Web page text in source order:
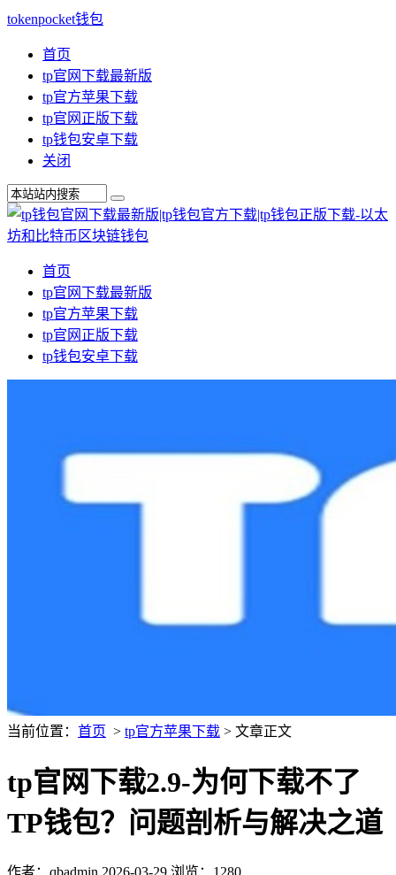
tokenpocket钱包
首页
tp官网下载最新版
tp官方苹果下载
tp官网正版下载
tp钱包安卓下载
关闭
首页
tp官网下载最新版
tp官方苹果下载
tp官网正版下载
tp钱包安卓下载
当前位置： 首页 > tp官方苹果下载 > 文章正文
tp官网下载2.9-为何下载不了
TP钱包？问题剖析与解决之道
作者：qbadmin 2026-03-29 浏览：1280